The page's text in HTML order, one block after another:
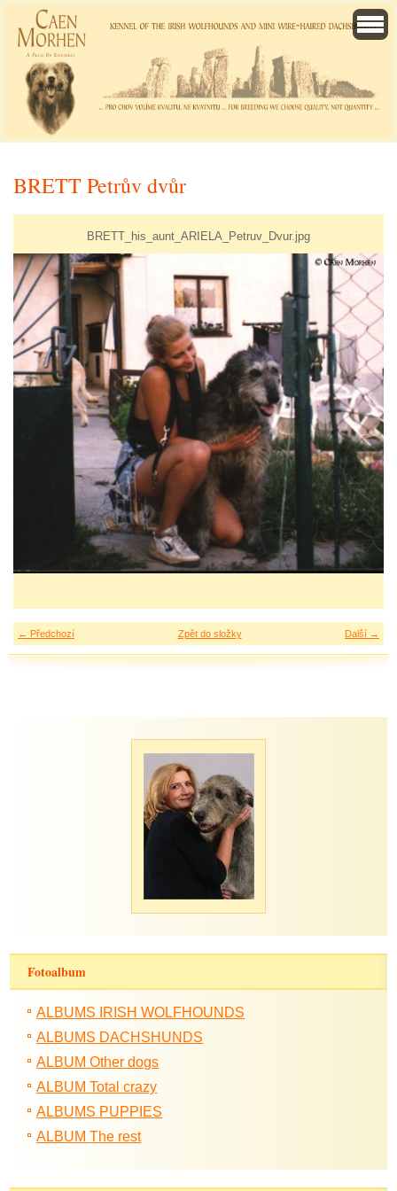
BRETT Petrův dvůr
BRETT_his_aunt_ARIELA_Petruv_Dvur.jpg
← Předchozí Další →
Zpět do složky
Fotoalbum
ALBUMS IRISH WOLFHOUNDS
ALBUMS DACHSHUNDS
ALBUM Other dogs
ALBUM Total crazy
ALBUMS PUPPIES
ALBUM The rest